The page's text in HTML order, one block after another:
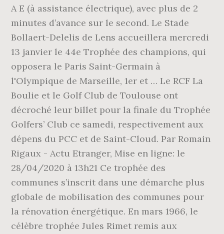
A E (à assistance électrique), avec plus de 2
minutes d’avance sur le second. Le Stade
Bollaert-Delelis de Lens accueillera mercredi
13 janvier le 44e Trophée des champions, qui
opposera le Paris Saint-Germain à
l'Olympique de Marseille, 1er et … Le RCF La
Boulie et le Golf Club de Toulouse ont
décroché leur billet pour la finale du Trophée
Golfers’ Club ce samedi, respectivement aux
dépens du PCC et de Saint-Cloud. Par Romain
Rigaux - Actu Etranger, Mise en ligne: le
28/04/2020 à 13h21 Ce trophée des
communes s’inscrit dans une démarche plus
globale de mobilisation des communes pour
la rénovation énergétique. En mars 1966, le
célèbre trophée Jules Rimet remis aux